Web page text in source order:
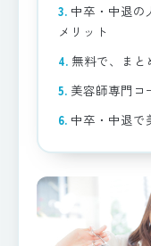
中卒・中退の
メリット
無料で、ま
美容師専門コ
中卒・中退で